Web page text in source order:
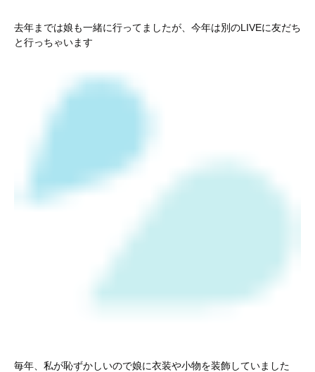
去年までは娘も一緒に行ってましたが、今年は別のLIVEに友だち
と行っちゃいます
毎年、私が恥ずかしいので娘に衣装や小物を装飾していました